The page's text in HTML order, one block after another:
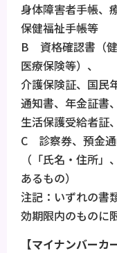
身体障害者手帳、
保健福祉手帳等
B 資格確認書（
医療保険等）、
介護保険証、国民
通知書、年金証書、
生活保護受給者証
C 診察券、預金
（「氏名・住所
あるもの）
注記：いずれの書
効期限内のものに
【マイナンバーカ